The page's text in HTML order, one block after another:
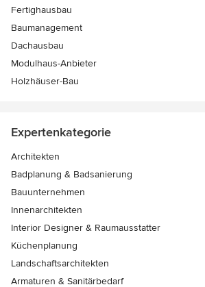
Fertighausbau
Baumanagement
Dachausbau
Modulhaus-Anbieter
Holzhäuser-Bau
Expertenkategorie
Architekten
Badplanung & Badsanierung
Bauunternehmen
Innenarchitekten
Interior Designer & Raumausstatter
Küchenplanung
Landschaftsarchitekten
Armaturen & Sanitärbedarf